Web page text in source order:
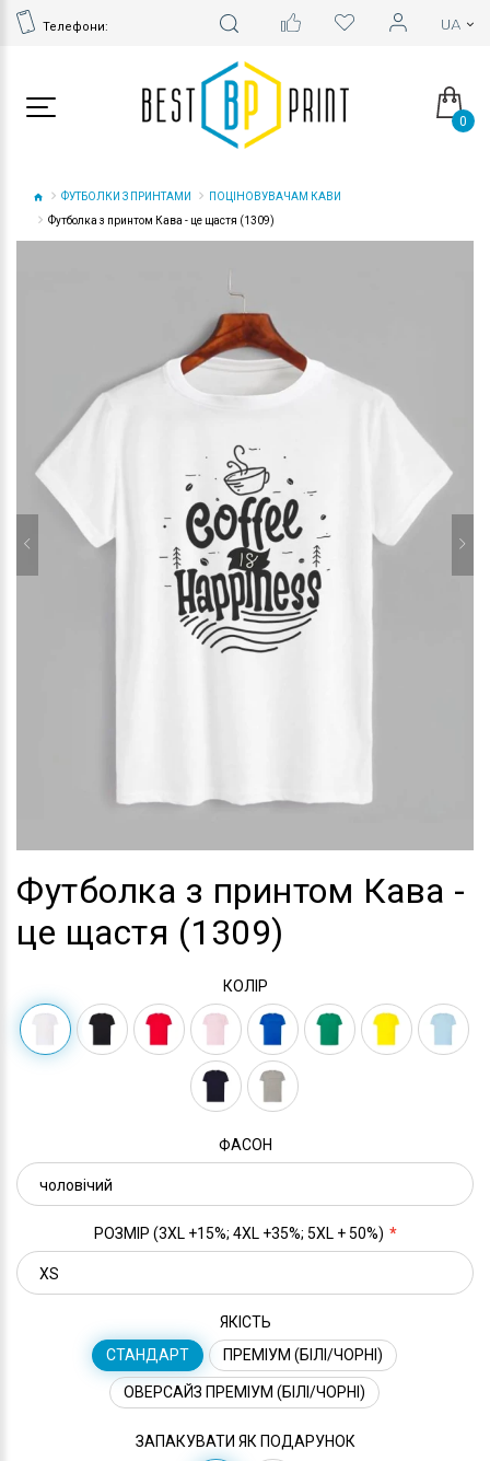
Телефони:
0
ФУТБОЛКИ З ПРИНТАМИ
ПОЦІНОВУВАЧАМ КАВИ
Футболка з принтом Кава - це щастя (1309)
Футболка з принтом Кава -
це щастя (1309)
КОЛІР
ФАСОН
РОЗМІР (3XL +15%; 4XL +35%; 5XL + 50%)
ЯКІСТЬ
СТАНДАРТ
ПРЕМІУМ (БІЛІ/ЧОРНІ)
ОВЕРСАЙЗ ПРЕМІУМ (БІЛІ/ЧОРНІ)
ЗАПАКУВАТИ ЯК ПОДАРУНОК